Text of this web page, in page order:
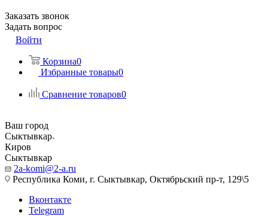
Заказать звонок
Задать вопрос
Войти
Корзина0
Избранные товары0
Сравнение товаров0
Ваш город
Сыктывкар
Киров
Сыктывкар
2a-komi@2-a.ru
Республика Коми, г. Сыктывкар, Октябрьский пр-т, 129\5
Вконтакте
Telegram